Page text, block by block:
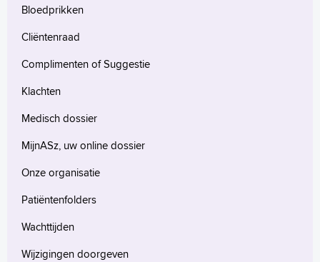
Bloedprikken
Cliëntenraad
Complimenten of Suggestie
Klachten
Medisch dossier
MijnASz, uw online dossier
Onze organisatie
Patiëntenfolders
Wachttijden
Wijzigingen doorgeven